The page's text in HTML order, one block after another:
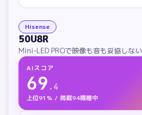
Hisense
50U8R
Mini-LED PROで映像も音も妥協しない
AIスコア
69 . 4
上位91% / 掲載94機種中